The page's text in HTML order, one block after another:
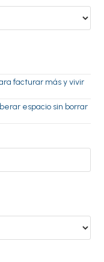
facturar más y vivir
espacio sin borrar